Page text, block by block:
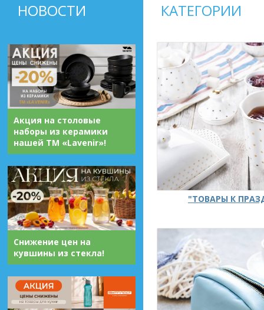
НОВОСТИ
Акция на столовые
наборы из керамики
нашей ТМ «Lavenir»!
Снижение цен на
кувшины из стекла!
КАТЕГОРИИ
"ТОВАРЫ К